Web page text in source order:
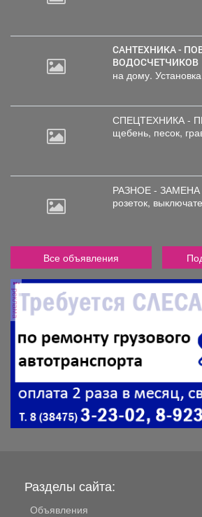
САНТЕХНИКА - ПОВЕРКА
ВОДОСЧЕТЧИКОВ
на дому.
СПЕЦТЕХНИКА -
щебень, песок,
РАЗНОЕ - ЗАМЕНА
розеток,
Все объявления
реклама
Разделы сайта:
Объявления